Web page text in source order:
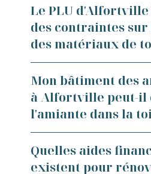
Le PLU
des contraintes
des matériaux de
Oui, la réglementation
Alfortville prévoit des
encadrées par le Plan
ville ou des bords de
des prescriptions sur la
Mon bâtiment des
à Alfortville peut-il
l'amiante dans la
C'est une question
propriétaire d'un
Quelles aides
existent pour